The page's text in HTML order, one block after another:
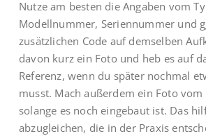
Nutze am besten die Angaben vom
Modellnummer, Seriennummer und
zusätzlichen Code auf demselben
davon kurz ein Foto und heb es auf
Referenz, wenn du später nochmal
musst. Mach außerdem ein Foto vom
solange es noch eingebaut ist. Das
abzugleichen, die in der Praxis